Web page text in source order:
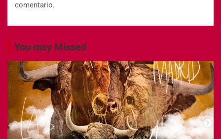
comentario.
You may Missed